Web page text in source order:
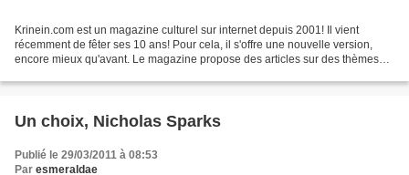
Krinein.com est un magazine culturel sur internet depuis 2001! Il vient
récemment de fêter ses 10 ans! Pour cela, il s'offre une nouvelle version,
encore mieux qu'avant. Le magazine propose des articles sur des thèmes
Un choix, Nicholas Sparks
Publié le 29/03/2011 à 08:53
Par esmeraldae